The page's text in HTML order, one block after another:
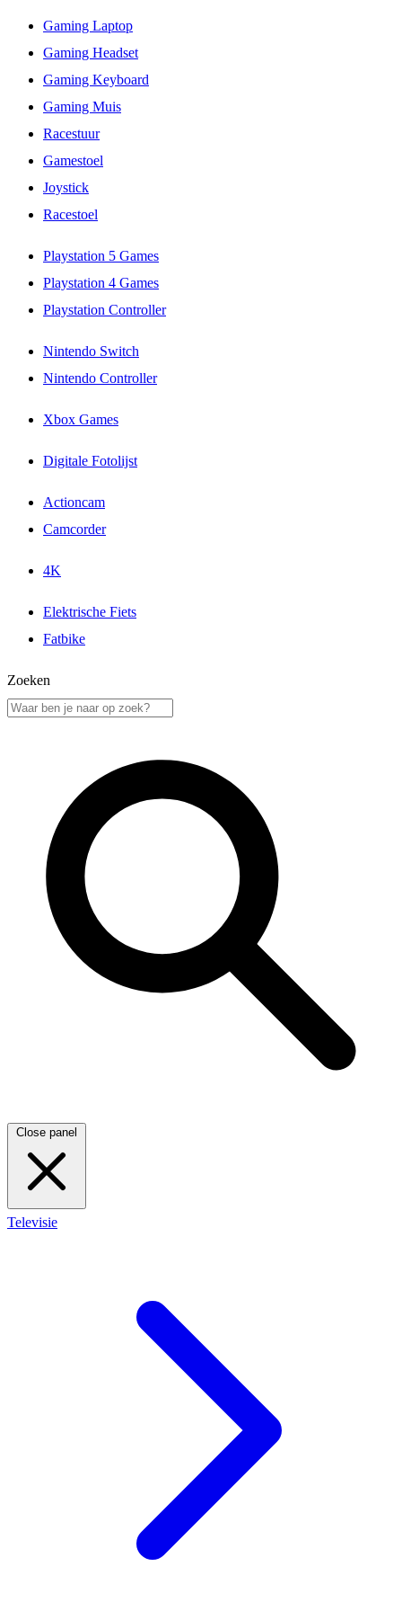
Gaming Laptop
Gaming Headset
Gaming Keyboard
Gaming Muis
Racestuur
Gamestoel
Joystick
Racestoel
Playstation 5 Games
Playstation 4 Games
Playstation Controller
Nintendo Switch
Nintendo Controller
Xbox Games
Digitale Fotolijst
Actioncam
Camcorder
4K
Elektrische Fiets
Fatbike
Zoeken
Close panel
Televisie